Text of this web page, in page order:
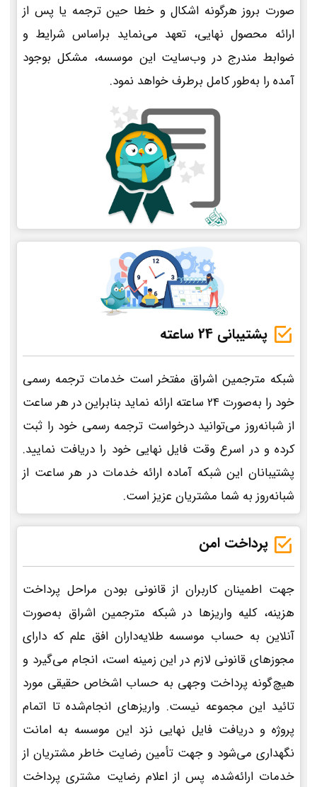
صورت بروز هرگونه اشکال و خطا حین ترجمه یا پس از
ارائه محصول نهایی، تعهد می‌نماید براساس شرایط و
ضوابط مندرج در وب‌سایت این موسسه، مشکل بوجود
آمده را به‌طور کامل برطرف خواهد نمود.
پشتیبانی 24 ساعته
شبکه مترجمین اشراق مفتخر است خدمات ترجمه رسمی
خود را به‌صورت 24 ساعته ارائه نماید بنابراین در هر ساعت
از شبانه‌روز می‌توانید درخواست ترجمه رسمی خود را ثبت
کرده و در اسرع وقت فایل نهایی خود را دریافت نمایید.
پشتیبانان این شبکه آماده ارائه خدمات در هر ساعت از
شبانه‌روز به شما مشتریان عزیز است.
پرداخت امن
جهت اطمینان کاربران از قانونی بودن مراحل پرداخت
هزینه، کلیه واریزها در شبکه مترجمین اشراق به‌صورت
آنلاین به حساب موسسه طلایه‌داران افق علم که دارای
مجوزهای قانونی لازم در این زمینه است، انجام می‌گیرد و
هیچ‌گونه پرداخت وجهی به حساب اشخاص حقیقی مورد
تائید این مجموعه نیست. واریزهای انجام‌شده تا اتمام
پروژه و دریافت فایل نهایی نزد این موسسه به امانت
نگهداری می‌شود و جهت تأمین رضایت خاطر مشتریان از
خدمات ارائه‌شده، پس از اعلام رضایت مشتری پرداخت